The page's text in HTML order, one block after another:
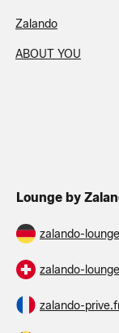
Zalando
ABOUT YOU
Lounge by
zalando-
zalando-
zalando-